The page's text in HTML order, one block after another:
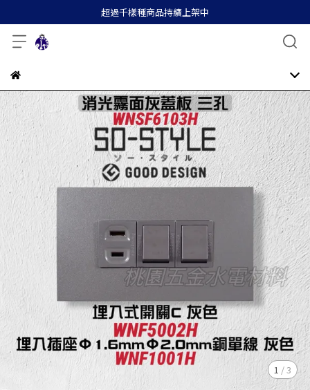
超過千樣種商品持續上架中
1 /3